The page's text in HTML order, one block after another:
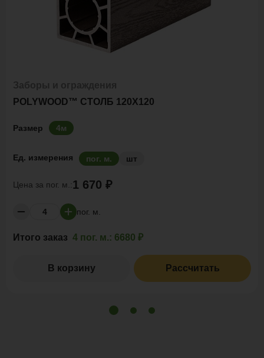
POLYWOOD™ СТОЛБ 120Х120
Размер 4м
Ед. измерения пог. м. шт
Цена за пог. м.:1 670 ₽
пог. м.
Итого заказ 4 пог. м.: 6680 ₽
В корзину Рассчитать